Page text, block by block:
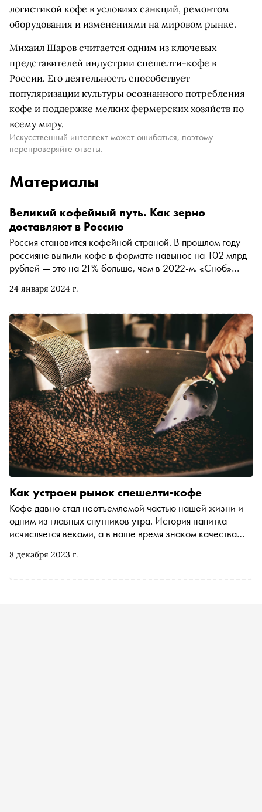
логистикой кофе в условиях санкций, ремонтом
оборудования и изменениями на мировом рынке.
Михаил Шаров считается одним из ключевых
представителей индустрии спешелти-кофе в
России. Его деятельность способствует
популяризации культуры осознанного потребления
кофе и поддержке мелких фермерских хозяйств по
всему миру.
Искусственный интеллект может ошибаться, поэтому
перепроверяйте ответы.
Материалы
24 января 2024 г.
Великий кофейный путь. Как зерно
доставляют в Россию
Россия становится кофейной страной. В прошлом году
россияне выпили кофе в формате навынос на 102 млрд
рублей — это на 21% больше, чем в 2022-м. «Сноб»
поставок кофе в Россию, как российские обжарщики
сочувствовать фермерам из Эфиопии не только
благородно, но и полезно для бизнеса
8 декабря 2023 г.
Как устроен рынок спешелти-кофе
Кофе давно стал неотъемлемой частью нашей жизни и
одним из главных спутников утра. История напитка
исчисляется веками, а в наше время знаком качества
ней стоит, как научиться понимать вкус кофе и почему